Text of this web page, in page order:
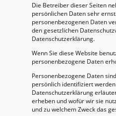
Die Betreiber dieser Seiten
persönlichen Daten sehr
personenbezogenen Daten
den gesetzlichen
Datenschutzerklärung.
Wenn Sie diese Website
personenbezogene Daten
Personenbezogene Daten
persönlich identifiziert
Datenschutzerklärung
erheben und wofür wir sie
und zu welchem Zweck das